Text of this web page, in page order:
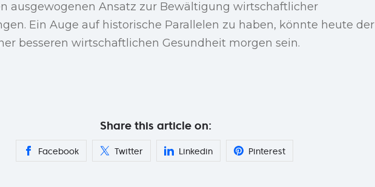
ausgewogenen Ansatz zur Bewältigung wirtschaftlicher
Ein Auge auf historische Parallelen zu haben, könnte heute der
besseren wirtschaftlichen Gesundheit morgen sein.
Share this article on:
Facebook Twitter Linkedin Pinterest